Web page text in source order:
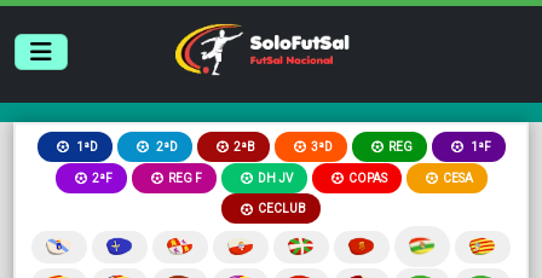
1ªD 2ªD 2ªB 3ªD REG 1ªF
2ªF REG F DH JV COPAS CESA
CECLUB